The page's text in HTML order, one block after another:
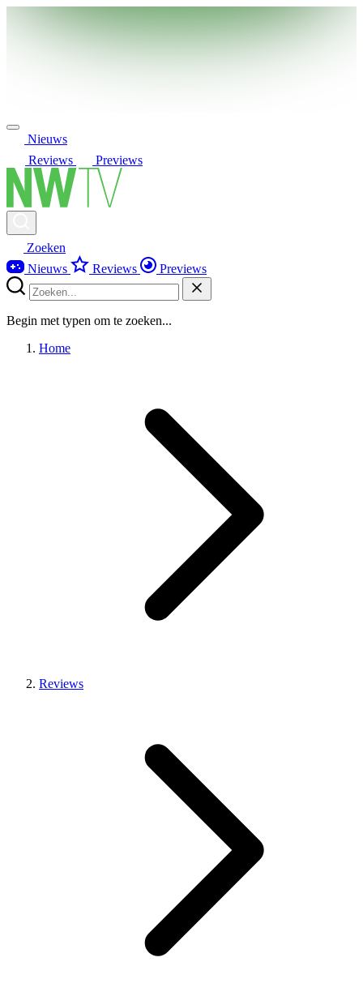
Nieuws
Reviews
Previews
Zoeken
Nieuws
Reviews Previews
Begin met typen om te zoeken...
Home
Reviews